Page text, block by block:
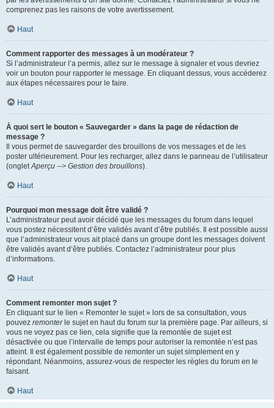
comprenez pas les raisons de votre avertissement.
Haut
Comment rapporter des messages à un modérateur ?
Si l’administrateur l’a permis, allez sur le message à signaler et vous devriez
voir un bouton pour rapporter le message. En cliquant dessus, vous accéderez
aux étapes nécessaires pour le faire.
Haut
À quoi sert le bouton « Sauvegarder » dans la page de rédaction de
message ?
Il vous permet de sauvegarder des brouillons de vos messages et de les
poster ultérieurement. Pour les recharger, allez dans le panneau de l’utilisateur
(ongletAperçu --> Gestion des brouillons).
Haut
Pourquoi mon message doit être validé ?
L’administrateur peut avoir décidé que les messages du forum dans lequel
vous postez nécessitent d’être validés avant d’être publiés. Il est possible aussi
que l’administrateur vous ait placé dans un groupe dont les messages doivent
être validés avant d’être publiés. Contactez l’administrateur pour plus
d’informations.
Haut
Comment remonter mon sujet ?
En cliquant sur le lien « Remonter le sujet » lors de sa consultation, vous
pouvez remonterle sujet en haut du forum sur la première page. Par ailleurs, si
vous ne voyez pas ce lien, cela signifie que la remontée de sujet est
désactivée ou que l’intervalle de temps pour autoriser la remontée n’est pas
atteint. Il est également possible de remonter un sujet simplement en y
répondant. Néanmoins, assurez-vous de respecter les règles du forum en le
faisant.
Haut